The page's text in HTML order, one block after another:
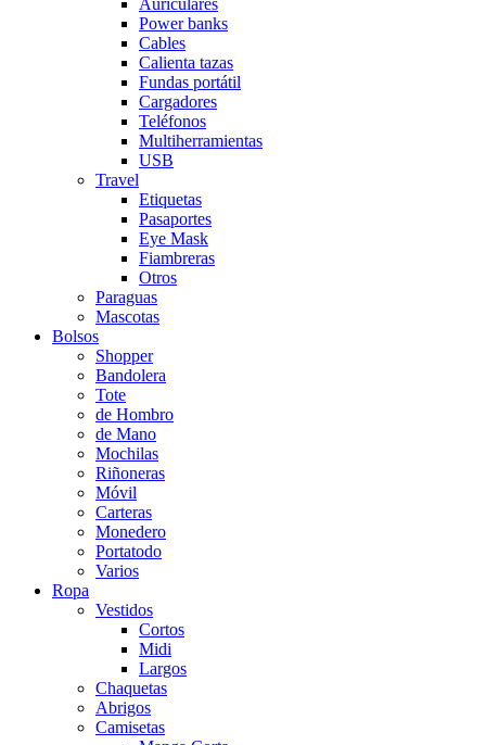
Power banks
Cables
Calienta tazas
Fundas portátil
Cargadores
Teléfonos
Multiherramientas
USB
Travel
Etiquetas
Pasaportes
Eye Mask
Fiambreras
Otros
Paraguas
Mascotas
Bolsos
Shopper
Bandolera
Tote
de Hombro
de Mano
Mochilas
Riñoneras
Móvil
Carteras
Monedero
Portatodo
Varios
Ropa
Vestidos
Cortos
Midi
Largos
Chaquetas
Abrigos
Camisetas